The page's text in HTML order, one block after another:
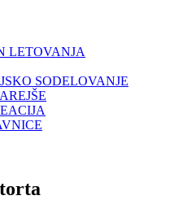
LETOVANJA
SODELOVANJE